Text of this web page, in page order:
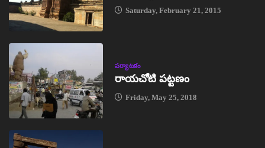
Saturday, February 21, 2015
పర్యాటకం
రాయచోటి పట్టణం
Friday, May 25, 2018